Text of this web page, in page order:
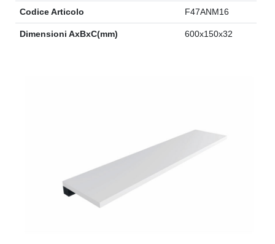
Codice Articolo F47ANM16
Dimensioni AxBxC(mm) 600x150x32